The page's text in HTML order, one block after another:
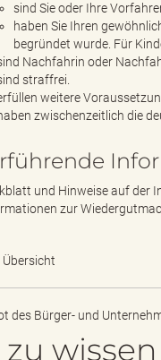
sind Sie oder Ihre
haben Sie Ihren
begründet wurde. Für
Nachfahrin oder
straffrei.
weitere
zwischenzeitlich die
und Hinweise auf der
zur
des Bürger- und
wissen